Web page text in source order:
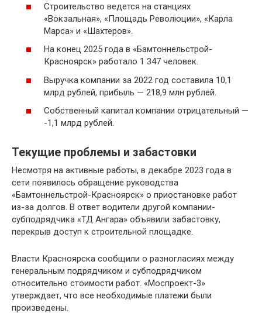
Строительство ведется на станциях
«Вокзальная», «Площадь Революции», «Карла
Марса» и «Шахтеров».
На конец 2025 года в «Бамтоннельстрой-
Красноярск» работало 1 347 человек.
Выручка компании за 2022 год составила 10,1
млрд рублей, прибыль — 218,9 млн рублей.
Собственный капитал компании отрицательный —
-1,1 млрд рублей.
Текущие проблемы и забастовки
Несмотря на активные работы, в декабре 2023 года в
сети появилось обращение руководства
«Бамтоннельстрой-Красноярск» о приостановке работ
из-за долгов. В ответ водители другой компании-
субподрядчика «ТД Ангара» объявили забастовку,
перекрыв доступ к строительной площадке.
Власти Красноярска сообщили о разногласиях между
генеральным подрядчиком и субподрядчиком
относительно стоимости работ. «Моспроект-3»
утверждает, что все необходимые платежи были
произведены.